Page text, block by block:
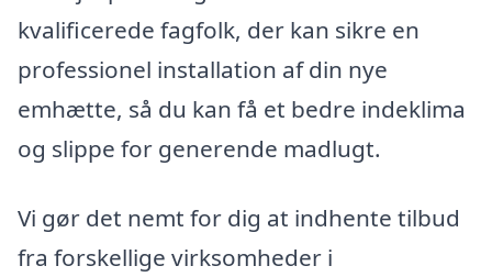
kvalificerede fagfolk, der kan sikre en
professionel installation af din nye
emhætte, så du kan få et bedre indeklima
og slippe for generende madlugt.
Vi gør det nemt for dig at indhente tilbud
fra forskellige virksomheder i